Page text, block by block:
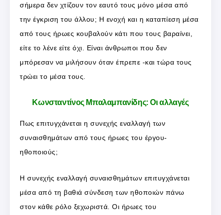
σήμερα δεν χτίζουν τον εαυτό τους μόνο μέσα από
την έγκριση του άλλου; Η ενοχή και η καταπίεση μέσα
από τους ήρωες κουβαλούν κάτι που τους βαραίνει,
είτε το λένε είτε όχι. Είναι άνθρωποι που δεν
μπόρεσαν να μιλήσουν όταν έπρεπε -και τώρα τους
τρώει το μέσα τους.
Κωνσταντίνος Μπαλαμπανίδης: Οι αλλαγές
Πως επιτυγχάνεται η συνεχής εναλλαγή των
συναισθημάτων από τους ήρωες του έργου-
ηθοποιούς;
Η συνεχής εναλλαγή συναισθημάτων επιτυγχάνεται
μέσα από τη βαθιά σύνδεση των ηθοποιών πάνω
στον κάθε ρόλο ξεχωριστά. Οι ήρωες του